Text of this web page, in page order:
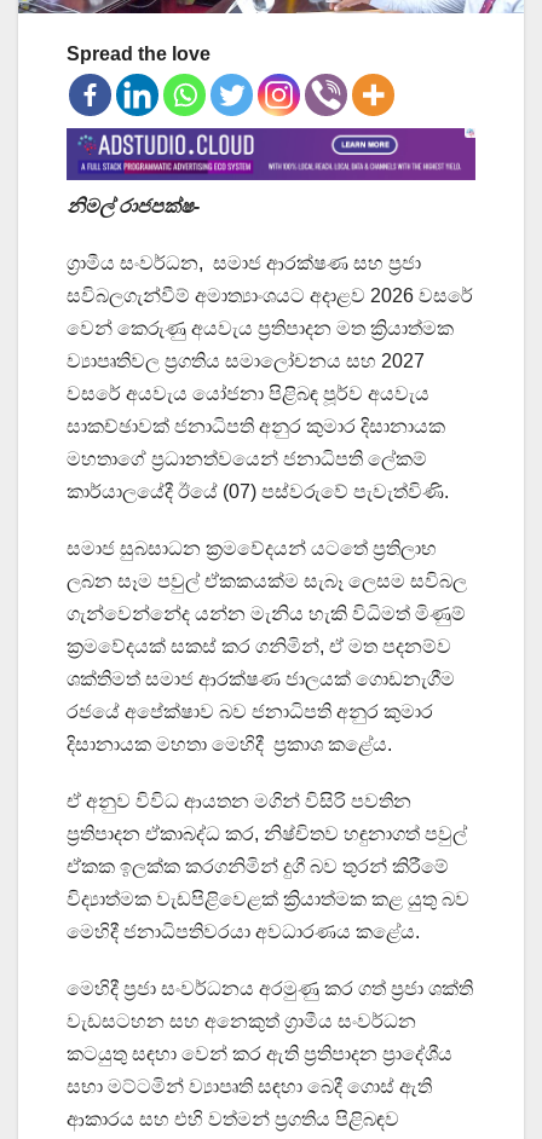
Spread the love
නිමල් රාජපක්ෂ-
ග්‍රාමීය සංවර්ධන, සමාජ ආරක්ෂණ සහ ප්‍රජා
සවිබලගැන්වීම් අමාත්‍යාංශයට අදාළව 2026 වසරේ
වෙන් කෙරුණු අයවැය ප්‍රතිපාදන මත ක්‍රියාත්මක
ව්‍යාපෘතිවල ප්‍රගතිය සමාලෝචනය සහ 2027
වසරේ අයවැය යෝජනා පිළිබඳ පූර්ව අයවැය
සාකච්ඡාවක් ජනාධිපති අනුර කුමාර දිසානායක
මහතාගේ ප්‍රධානත්වයෙන් ජනාධිපති ලේකම්
කාර්යාලයේදී ඊයේ (07) පස්වරුවේ පැවැත්විණි.
සමාජ සුබසාධන ක්‍රමවේදයන් යටතේ ප්‍රතිලාභ
ලබන සෑම පවුල් ඒකකයක්ම සැබෑ ලෙසම සවිබල
ගැන්වෙන්නේද යන්න මැනිය හැකි විධිමත් මිණුම්
ක්‍රමවේදයක් සකස් කර ගනිමින්, ඒ මත පදනම්ව
ශක්තිමත් සමාජ ආරක්ෂණ ජාලයක් ගොඩනැගීම
රජයේ අපේක්ෂාව බව ජනාධිපති අනුර කුමාර
දිසානායක මහතා මෙහිදී ප්‍රකාශ කළේය.
ඒ අනුව විවිධ ආයතන මගින් විසිරි පවතින
ප්‍රතිපාදන ඒකාබද්ධ කර, නිෂ්චිතව හඳුනාගත් පවුල්
ඒකක ඉලක්ක කරගනිමින් දුගී බව තුරන් කිරීමේ
විද්‍යාත්මක වැඩපිළිවෙළක් ක්‍රියාත්මක කළ යුතු බව
මෙහිදී ජනාධිපතිවරයා අවධාරණය කළේය.
මෙහිදී ප්‍රජා සංවර්ධනය අරමුණු කර ගත් ප්‍රජා ශක්ති
වැඩසටහන සහ අනෙකුත් ග්‍රාමීය සංවර්ධන
කටයුතු සඳහා වෙන් කර ඇති ප්‍රතිපාදන ප්‍රාදේශීය
සභා මට්ටමින් ව්‍යාපෘති සඳහා බෙදී ගොස් ඇති
ආකාරය සහ එහි වත්මන් ප්‍රගතිය පිළිබඳව